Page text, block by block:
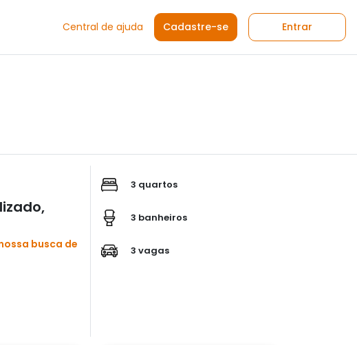
Central de ajuda Cadastre-se Entrar
busca de
3 quartos
3 banheiros
3 vagas